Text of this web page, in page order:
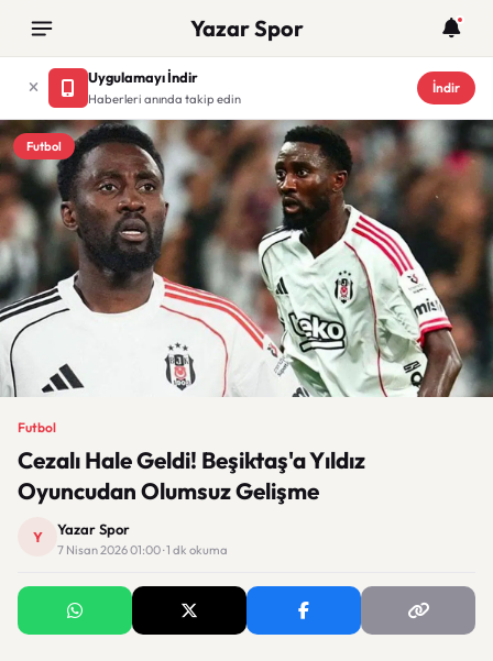
Yazar Spor
Uygulamayı İndir
Haberleri anında takip edin
İndir
Futbol
Futbol
Cezalı Hale Geldi! Beşiktaş'a Yıldız
Oyuncudan Olumsuz Gelişme
Y Yazar Spor
7 Nisan 2026 01:00 · 1 dk okuma